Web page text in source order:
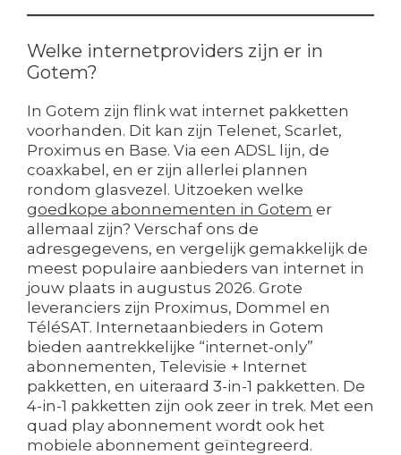
Welke internetproviders zijn er in
Gotem?
In Gotem zijn flink wat internet pakketten
voorhanden. Dit kan zijn Telenet, Scarlet,
Proximus en Base. Via een ADSL lijn, de
coaxkabel, en er zijn allerlei plannen
rondom glasvezel. Uitzoeken welke
goedkope abonnementen in Gotem er
allemaal zijn? Verschaf ons de
adresgegevens, en vergelijk gemakkelijk de
meest populaire aanbieders van internet in
jouw plaats in augustus 2026. Grote
leveranciers zijn Proximus, Dommel en
TéléSAT. Internetaanbieders in Gotem
bieden aantrekkelijke “internet-only”
abonnementen, Televisie + Internet
pakketten, en uiteraard 3-in-1 pakketten. De
4-in-1 pakketten zijn ook zeer in trek. Met een
quad play abonnement wordt ook het
mobiele abonnement geïntegreerd.